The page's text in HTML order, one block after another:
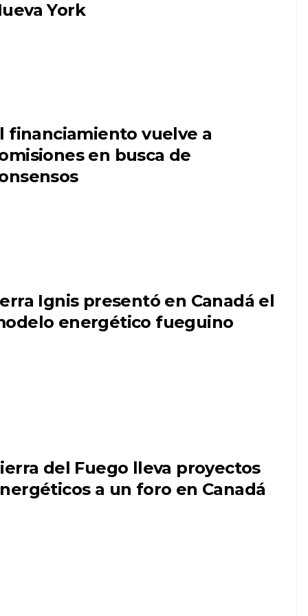
York
financiamiento vuelve a
en busca de
Ignis presentó en Canadá el
energético fueguino
del Fuego lleva proyectos
a un foro en Canadá